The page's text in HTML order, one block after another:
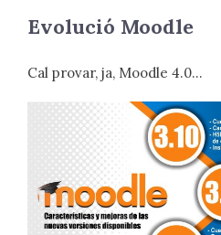
Evolució Moodle
Cal provar, ja, Moodle 4.0…